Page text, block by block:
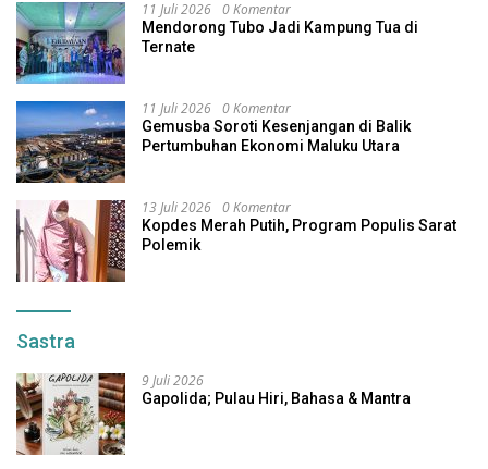
11 Juli 2026 0 Komentar
Mendorong Tubo Jadi Kampung Tua di
Ternate
11 Juli 2026 0 Komentar
Gemusba Soroti Kesenjangan di Balik
Pertumbuhan Ekonomi Maluku Utara
13 Juli 2026 0 Komentar
Kopdes Merah Putih, Program Populis Sarat
Polemik
Sastra
9 Juli 2026
Gapolida; Pulau Hiri, Bahasa & Mantra